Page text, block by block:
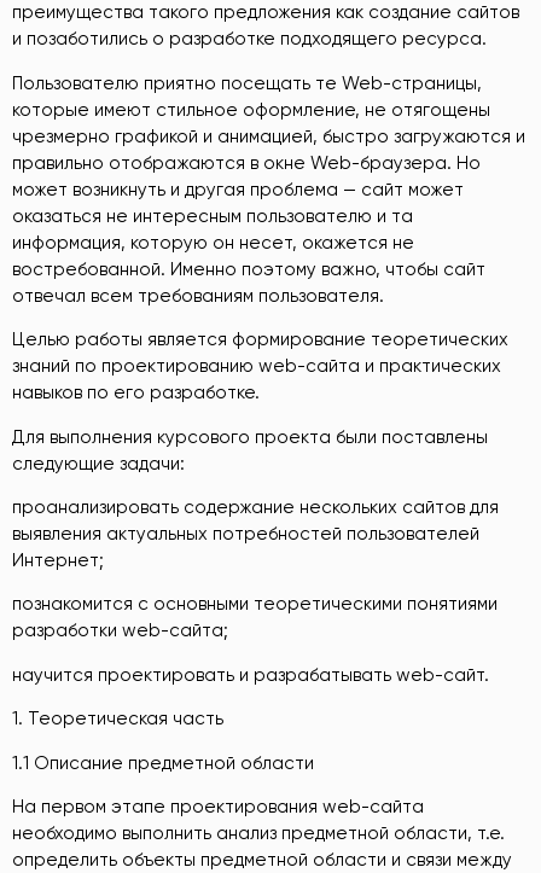
преимущества такого предложения как создание сайтов
и позаботились о разработке подходящего ресурса.
Пользователю приятно посещать те Web-страницы,
которые имеют стильное оформление, не отягощены
чрезмерно графикой и анимацией, быстро загружаются и
правильно отображаются в окне Web-браузера. Но
может возникнуть и другая проблема — сайт может
оказаться не интересным пользователю и та
информация, которую он несет, окажется не
востребованной. Именно поэтому важно, чтобы сайт
отвечал всем требованиям пользователя.
Целью работы является формирование теоретических
знаний по проектированию web-сайта и практических
навыков по его разработке.
Для выполнения курсового проекта были поставлены
следующие задачи:
проанализировать содержание нескольких сайтов для
выявления актуальных потребностей пользователей
Интернет;
познакомится с основными теоретическими понятиями
разработки web-сайта;
научится проектировать и разрабатывать web-сайт.
1. Теоретическая часть
1.1 Описание предметной области
На первом этапе проектирования web-сайта
необходимо выполнить анализ предметной области, т.е.
определить объекты предметной области и связи между